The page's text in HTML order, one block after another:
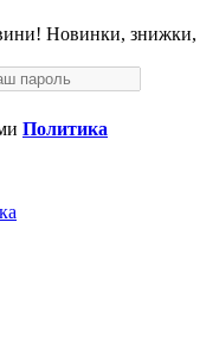
Новинки, знижки,
Политика